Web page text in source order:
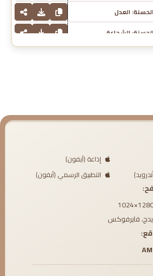
إذاعة (آيفون)
التطبيق الرسمي (آيفون)
فايرفوكس